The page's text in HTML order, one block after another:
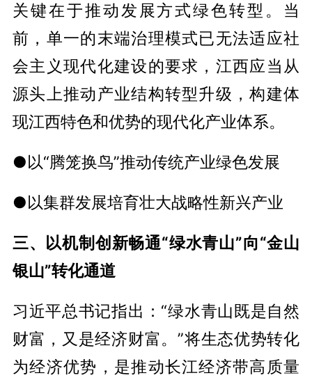
关键在于推动发展方式绿色转型。当
前，单一的末端治理模式已无法适应社
会主义现代化建设的要求，江西应当从
源头上推动产业结构转型升级，构建体
现江西特色和优势的现代化产业体系。
●以“腾笼换鸟”推动传统产业绿色发展
●以集群发展培育壮大战略性新兴产业
三、以机制创新畅通“绿水青山”向“金山
银山”转化通道
习近平总书记指出：“绿水青山既是自然
财富，又是经济财富。”将生态优势转化
为经济优势，是推动长江经济带高质量